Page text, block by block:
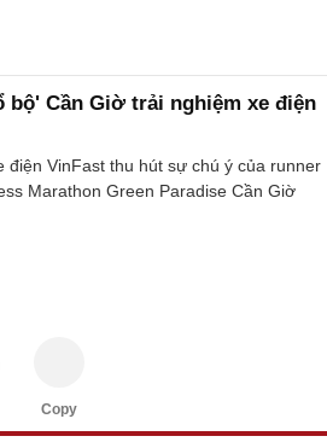
bộ' Cần Giờ trải nghiệm xe điện
điện VinFast thu hút sự chú ý của runner
Marathon Green Paradise Cần Giờ
Copy